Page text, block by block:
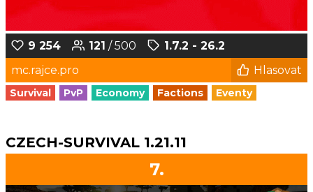
9 254 121 / 500
1.7.2 - 26.2
mc.rajce.pro
Hlasovat
Survival PvP Economy Factions Eventy
CZECH-SURVIVAL 1.21.11
7.